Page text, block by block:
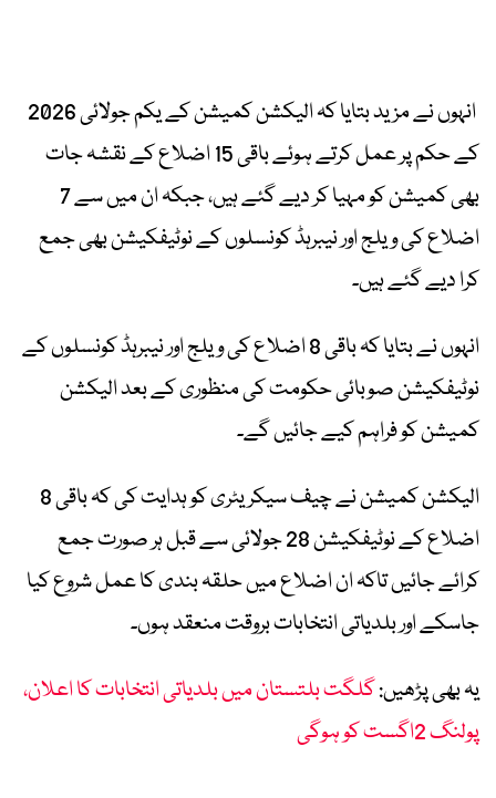
انہوں نے مزید بتایا کہ الیکشن کمیشن کے یکم جولائی 2026
کے حکم پر عمل کرتے ہوئے باقی 15 اضلاع کے نقشہ جات
بھی کمیشن کو مہیا کر دیے گئے ہیں، جبکہ ان میں سے 7
اضلاع کی ویلج اور نیبرہڈ کونسلوں کے نوٹیفکیشن بھی جمع
کرا دیے گئے ہیں۔
انہوں نے بتایا کہ باقی 8 اضلاع کی ویلج اور نیبرہڈ کونسلوں کے
نوٹیفکیشن صوبائی حکومت کی منظوری کے بعد الیکشن
کمیشن کو فراہم کیے جائیں گے۔
الیکشن کمیشن نے چیف سیکریٹری کو ہدایت کی کہ باقی 8
اضلاع کے نوٹیفکیشن 28 جولائی سے قبل ہر صورت جمع
کرائے جائیں تاکہ ان اضلاع میں حلقہ بندی کا عمل شروع کیا
جاسکے اور بلدیاتی انتخابات بروقت منعقد ہوں۔
یہ بھی پڑھیں:گلگت بلتستان میں بلدیاتی انتخابات کا اعلان،
پولنگ 2اگست کو ہوگی